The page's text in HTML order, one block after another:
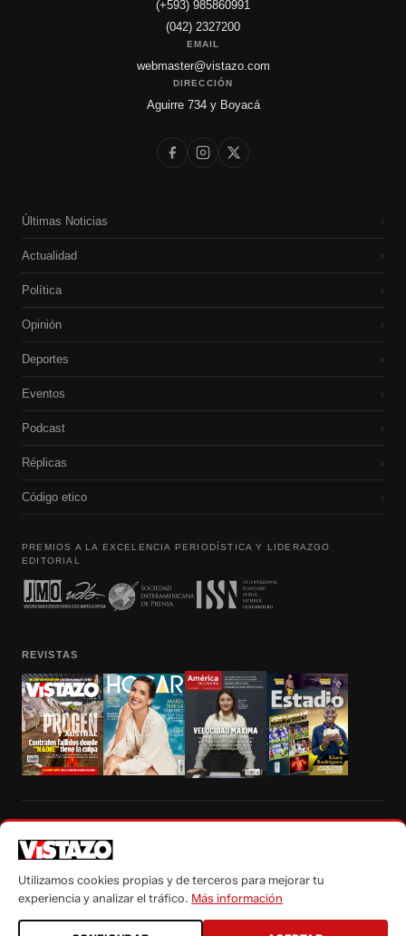
(+593) 985860991
(042) 2327200
EMAIL
webmaster@vistazo.com
DIRECCIÓN
Aguirre 734 y Boyacá
Últimas Noticias ›
Actualidad ›
Política ›
Opinión ›
Deportes ›
Eventos ›
Podcast ›
Réplicas ›
Código etico ›
PREMIOS A LA EXCELENCIA PERIODÍSTICA Y LIDERAZGO
EDITORIAL
REVISTAS
autorización escrita de su titular, de todos los contenidos de Vistazo.com.
Utilizamos cookies propias y de terceros para mejorar tu
experiencia y analizar el tráfico. Más información